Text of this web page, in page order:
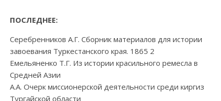
ПОСЛЕДНЕЕ:
Серебренников А.Г. Сборник материалов для истории
завоевания Туркестанского края. 1865 2
Емельяненко Т.Г. Из истории красильного ремесла в
Средней Азии
А.А. Очерк миссионерской деятельности среди киргиз
Тургайской области